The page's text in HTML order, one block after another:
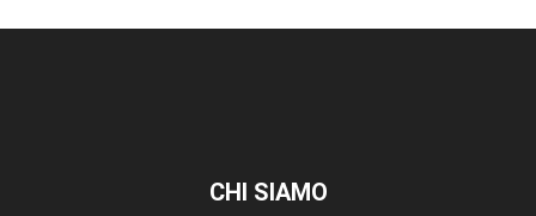
CHI SIAMO